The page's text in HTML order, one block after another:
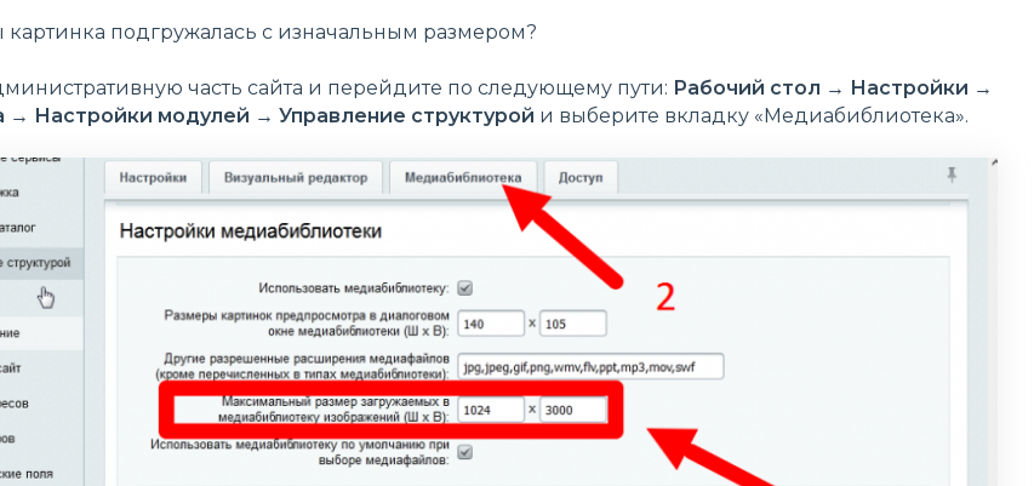
картинка подгружалась с изначальным размером?
часть сайта и перейдите по следующему пути: Рабочий стол → Настройки →
→ Настройки модулей → Управление структурой и выберите вкладку «Медиабиблиотека».